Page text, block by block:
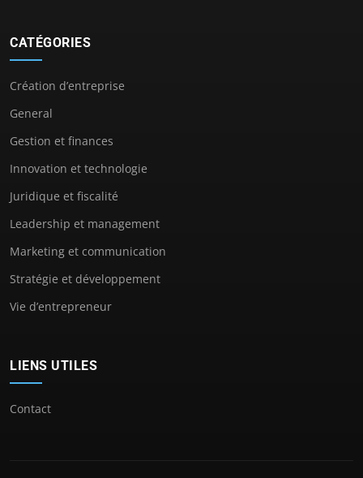
CATÉGORIES
Création d’entreprise
General
Gestion et finances
Innovation et technologie
Juridique et fiscalité
Leadership et management
Marketing et communication
Stratégie et développement
Vie d’entrepreneur
LIENS UTILES
Contact